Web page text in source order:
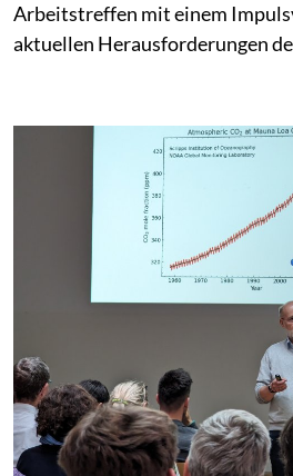
Arbeitstreffen mit einem
aktuellen Herausforderungen